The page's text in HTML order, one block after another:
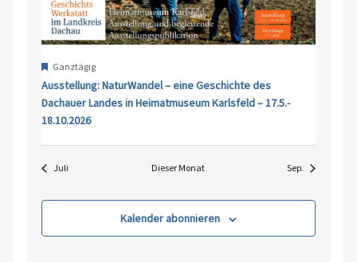
Hervorgehoben
Ganztägig
Ausstellung: NaturWandel – eine Geschichte des
Dachauer Landes in Heimatmuseum Karlsfeld – 17.5.-
18.10.2026
Juli Dieser Monat Sep.
Kalender abonnieren